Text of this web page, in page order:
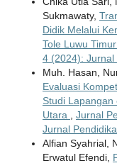
Sukmawaty,
Didik Melalui
Tole Luwu Timur
4 (2024): Jurnal
Muh. Hasan,
Evaluasi
Studi Lapangan
Utara
Jurnal
Jurnal
Alfian Syahrial,
Erwatul Efendi,